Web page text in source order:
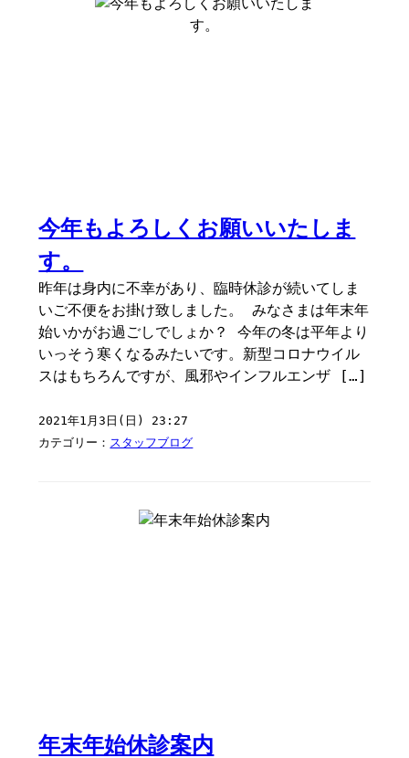
今年もよろしくお願いいたしま
す。
昨年は身内に不幸があり、臨時休診が続いてしま
いご不便をお掛け致しました。 みなさまは年末年
始いかがお過ごしでしょか？ 今年の冬は平年より
いっそう寒くなるみたいです。新型コロナウイル
スはもちろんですが、風邪やインフルエンザ […]
2021年1月3日(日) 23:27
カテゴリー： スタッフブログ
年末年始休診案内